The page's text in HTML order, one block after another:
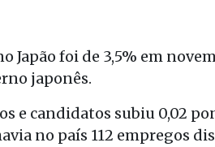
Japão foi de 3,5% em
japonês.
e candidatos subiu 0,02
no país 112 empregos